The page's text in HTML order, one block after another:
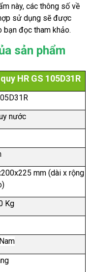
này, các thông số về
sử dụng sẽ được
đọc tham khảo.
sản phẩm
HR GS 105D31R
nước
mm (dài x rộng
Kg